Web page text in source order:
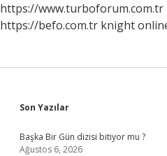
https://www.turboforum.com.tr
https://befo.com.tr knight
Sidebar
Son Yazılar
Başka Bir Gün dizisi bitiyor mu ?
Ağustos 6, 2026